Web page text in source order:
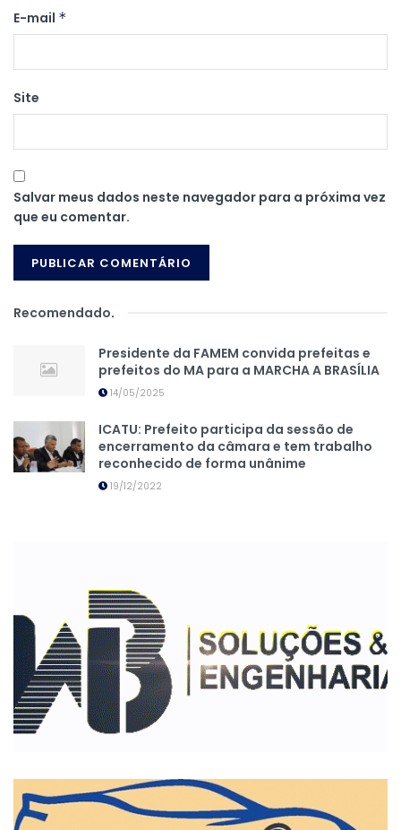
E-mail *
Site
Salvar meus dados neste navegador para a próxima vez
que eu comentar.
Recomendado.
Presidente da FAMEM convida prefeitas e
prefeitos do MA para a MARCHA A BRASÍLIA
14/05/2025
ICATU: Prefeito participa da sessão de
encerramento da câmara e tem trabalho
reconhecido de forma unânime
19/12/2022